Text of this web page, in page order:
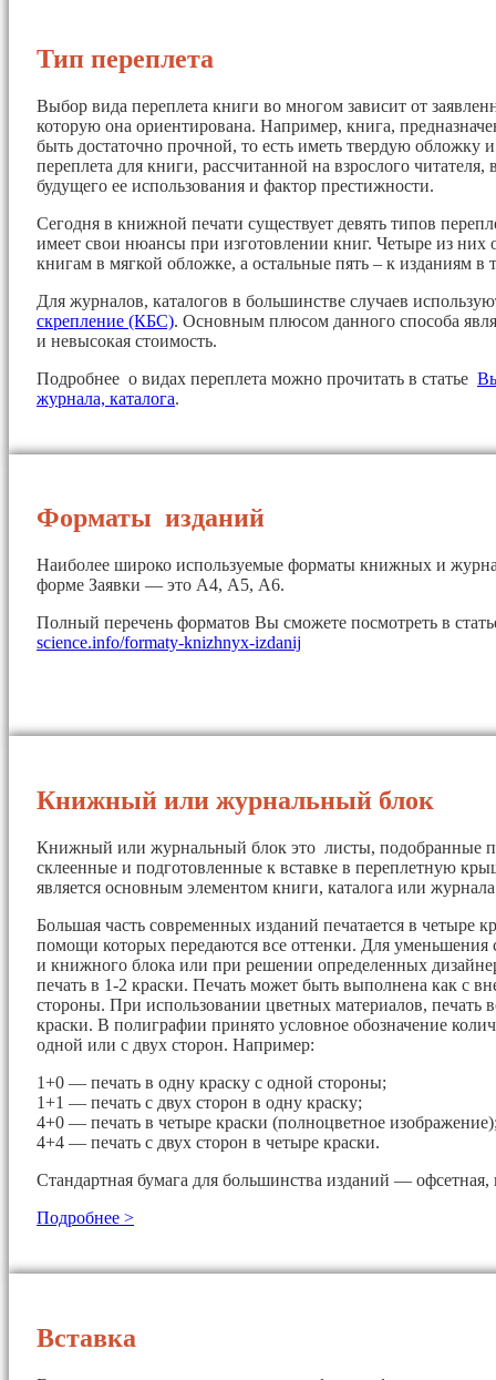
Тип переплета
Выбор вида переплета книги во многом зависит от
которую она ориентирована. Например, книга,
быть достаточно прочной, то есть иметь твердую
переплета для книги, рассчитанной на взрослого читателя,
будущего ее использования и фактор престижности.
Сегодня в книжной печати существует девять типов
имеет свои нюансы при изготовлении книг. Четыре из них
книгам в мягкой обложке, а остальные пять – к изданиям в
Для журналов, каталогов в большинстве случаев
скрепление (КБС). Основным плюсом данного способа
и невысокая стоимость.
Подробнее о видах переплета можно прочитать в статье
журнала, каталога.
Форматы изданий
Наиболее широко используемые форматы книжных и
форме Заявки — это А4, А5, А6.
Полный перечень форматов Вы сможете посмотреть в
science.info/formaty-knizhnyx-izdanij
Книжный или журнальный блок
Книжный или журнальный блок это листы, подобранные
склеенные и подготовленные к вставке в переплетную
является основным элементом книги, каталога или
Большая часть современных изданий печатается в четыре
помощи которых передаются все оттенки. Для уменьшения
и книжного блока или при решении определенных
печать в 1-2 краски. Печать может быть выполнена как с
стороны. При использовании цветных материалов, печать
краски. В полиграфии принято условное обозначение
одной или с двух сторон. Например:
1+0 — печать в одну краску с одной стороны;
1+1 — печать с двух сторон в одну краску;
4+0 — печать в четыре краски (полноцветное
4+4 — печать с двух сторон в четыре краски.
Стандартная бумага для большинства изданий — офсетная,
Подробнее >
Вставка